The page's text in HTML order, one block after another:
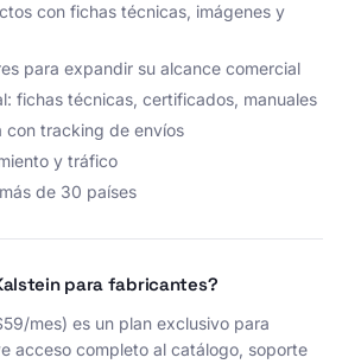
con fichas técnicas, imágenes y
para expandir su alcance comercial
fichas técnicas, certificados, manuales
con tracking de envíos
y tráfico
de 30 países
para fabricantes?
mes) es un plan exclusivo para
acceso completo al catálogo, soporte